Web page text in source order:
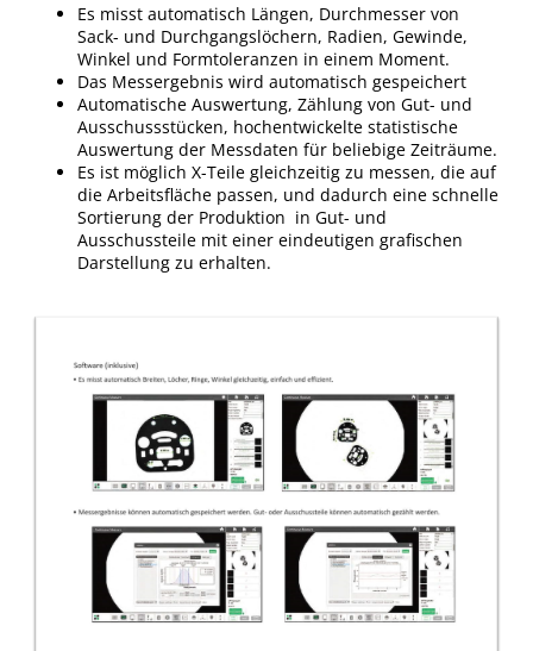
Es misst automatisch Längen, Durchmesser von
Sack- und Durchgangslöchern, Radien, Gewinde,
Winkel und Formtoleranzen in einem Moment.
Das Messergebnis wird automatisch gespeichert
Automatische Auswertung, Zählung von Gut- und
Ausschussstücken, hochentwickelte statistische
Auswertung der Messdaten für beliebige Zeiträume.
Es ist möglich X-Teile gleichzeitig zu messen, die auf
die Arbeitsfläche passen, und dadurch eine schnelle
Sortierung der Produktion in Gut- und
Ausschussteile mit einer eindeutigen grafischen
Darstellung zu erhalten.